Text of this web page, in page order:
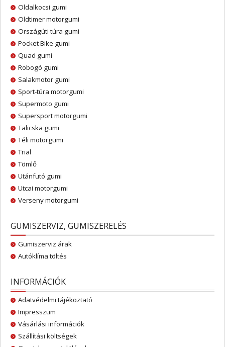
Oldalkocsi gumi
Oldtimer motorgumi
Országúti túra gumi
Pocket Bike gumi
Quad gumi
Robogó gumi
Salakmotor gumi
Sport-túra motorgumi
Supermoto gumi
Supersport motorgumi
Talicska gumi
Téli motorgumi
Trial
Tömlő
Utánfutó gumi
Utcai motorgumi
Verseny motorgumi
GUMISZERVIZ, GUMISZERELÉS
Gumiszerviz árak
Autóklíma töltés
INFORMÁCIÓK
Adatvédelmi tájékoztató
Impresszum
Vásárlási információk
Szállítási költségek